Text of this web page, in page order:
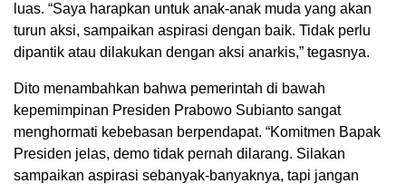
luas. “Saya harapkan untuk anak-anak muda yang akan
turun aksi, sampaikan aspirasi dengan baik. Tidak perlu
dipantik atau dilakukan dengan aksi anarkis,” tegasnya.
Dito menambahkan bahwa pemerintah di bawah
kepemimpinan Presiden Prabowo Subianto sangat
menghormati kebebasan berpendapat. “Komitmen Bapak
Presiden jelas, demo tidak pernah dilarang. Silakan
sampaikan aspirasi sebanyak-banyaknya, tapi jangan